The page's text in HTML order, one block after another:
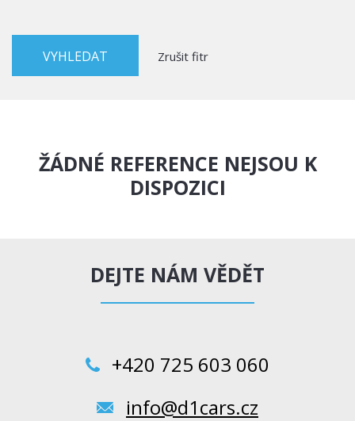
Zrušit fitr
ŽÁDNÉ REFERENCE NEJSOU K
DISPOZICI
DEJTE NÁM VĚDĚT
+420 725 603 060
info@d1cars.cz